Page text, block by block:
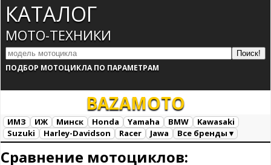
КАТАЛОГ
МОТО-ТЕХНИКИ
ПОДБОР МОТОЦИКЛА ПО ПАРАМЕТРАМ
BAZAMOTO
ИМЗ ИЖ Минск Honda Yamaha BMW
Kawasaki
Suzuki
Harley-Davidson Racer Jawa
Все бренды ▾
Сравнение мотоциклов: